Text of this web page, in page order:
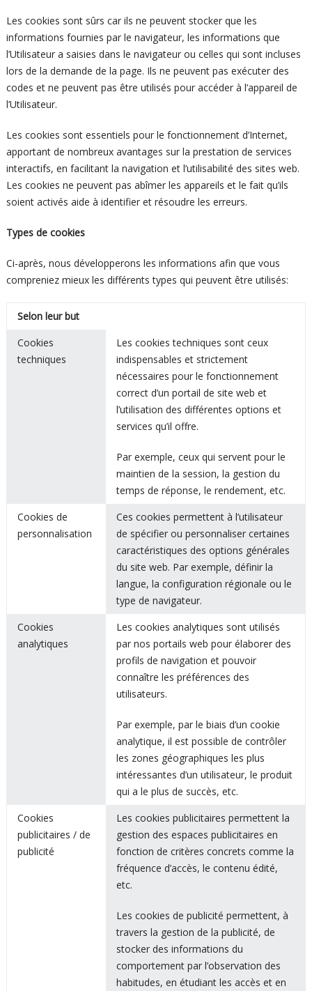
Les cookies sont sûrs car ils ne peuvent stocker que les
informations fournies par le navigateur, les informations que
l’Utilisateur a saisies dans le navigateur ou celles qui sont incluses
lors de la demande de la page. Ils ne peuvent pas exécuter des
codes et ne peuvent pas être utilisés pour accéder à l’appareil de
l’Utilisateur.
Les cookies sont essentiels pour le fonctionnement d’Internet,
apportant de nombreux avantages sur la prestation de services
interactifs, en facilitant la navigation et l’utilisabilité des sites web.
Les cookies ne peuvent pas abîmer les appareils et le fait qu’ils
soient activés aide à identifier et résoudre les erreurs.
Types de cookies
Ci-après, nous développerons les informations afin que vous
compreniez mieux les différents types qui peuvent être utilisés:
Selon leur but
Cookies
techniques
Les cookies techniques sont ceux
indispensables et strictement
nécessaires pour le fonctionnement
correct d’un portail de site web et
l’utilisation des différentes options et
services qu’il offre.
Par exemple, ceux qui servent pour le
maintien de la session, la gestion du
temps de réponse, le rendement, etc.
Cookies de
personnalisation
Ces cookies permettent à l’utilisateur
de spécifier ou personnaliser certaines
caractéristiques des options générales
du site web. Par exemple, définir la
langue, la configuration régionale ou le
type de navigateur.
Cookies
analytiques
Les cookies analytiques sont utilisés
par nos portails web pour élaborer des
profils de navigation et pouvoir
connaître les préférences des
utilisateurs.
Par exemple, par le biais d’un cookie
analytique, il est possible de contrôler
les zones géographiques les plus
intéressantes d’un utilisateur, le produit
qui a le plus de succès, etc.
Cookies
publicitaires / de
publicité
Les cookies publicitaires permettent la
gestion des espaces publicitaires en
fonction de critères concrets comme la
fréquence d’accès, le contenu édité,
etc.
Les cookies de publicité permettent, à
travers la gestion de la publicité, de
stocker des informations du
comportement par l’observation des
habitudes, en étudiant les accès et en